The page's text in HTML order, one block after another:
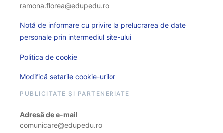
ramona.florea@edupedu.ro
Notă de informare cu privire la prelucrarea de date
personale prin intermediul site-ului
Politica de cookie
Modifică setarile cookie-urilor
PUBLICITATE ȘI PARTENERIATE
Adresă de e-mail
comunicare@edupedu.ro